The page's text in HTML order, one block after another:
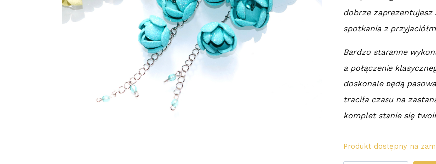
dobrze zaprezentujesz
spotkania z
Bardzo staranne
a połączenie
doskonale będą
traciła czasu na
komplet stanie się
Produkt dostępny na